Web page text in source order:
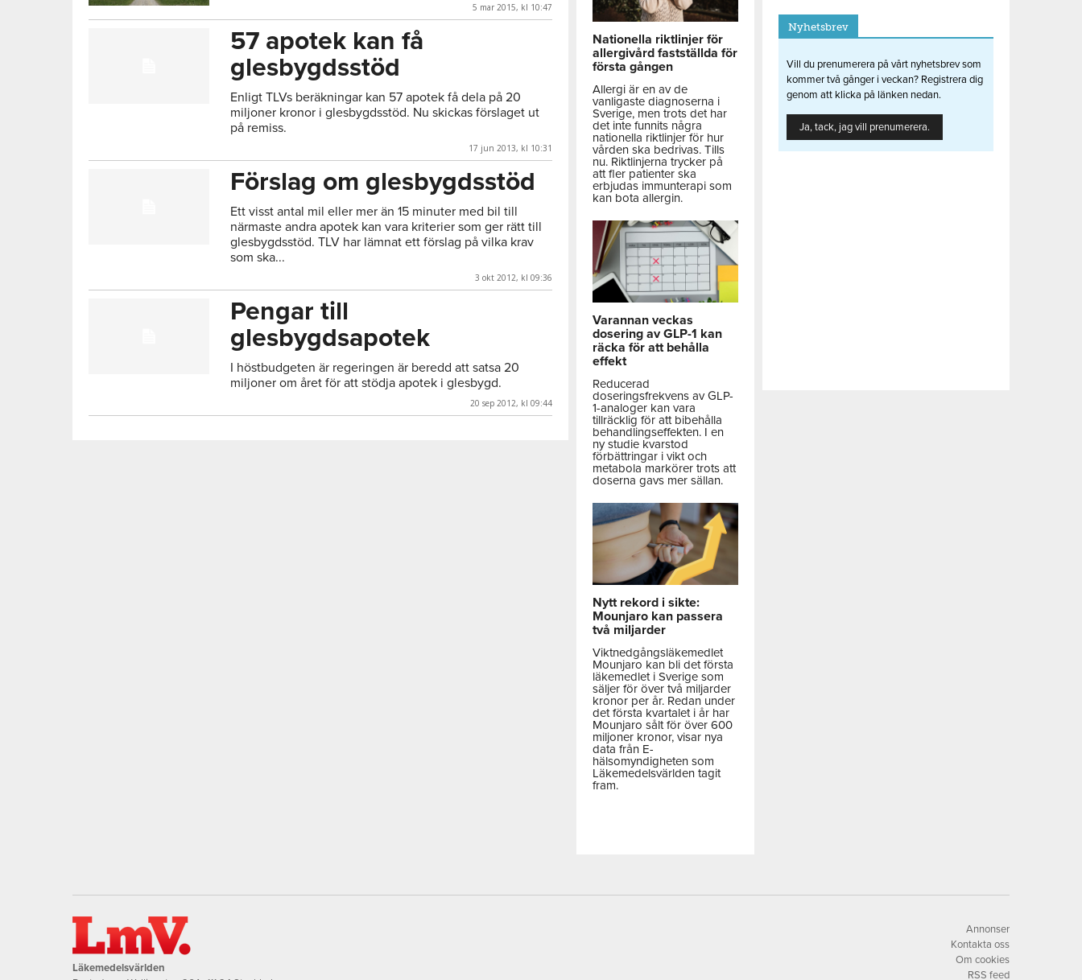
5 mar 2015, kl 10:47
57 apotek kan få
glesbygdsstöd
Enligt TLVs beräkningar kan 57 apotek få dela på 20
miljoner kronor i glesbygdsstöd. Nu skickas förslaget ut
på remiss.
17 jun 2013, kl 10:31
Förslag om glesbygdsstöd
Ett visst antal mil eller mer än 15 minuter med bil till
närmaste andra apotek kan vara kriterier som ger rätt till
glesbygdsstöd. TLV har lämnat ett förslag på vilka krav
som ska...
3 okt 2012, kl 09:36
Pengar till
glesbygdsapotek
I höstbudgeten är regeringen är beredd att satsa 20
miljoner om året för att stödja apotek i glesbygd.
20 sep 2012, kl 09:44
Nationella riktlinjer för
allergivård fastställda för
första gången
Allergi är en av de
vanligaste diagnoserna i
Sverige, men trots det har
det inte funnits några
nationella riktlinjer för hur
vården ska bedrivas. Tills
nu. Riktlinjerna trycker på
att fler patienter ska
erbjudas immunterapi som
kan bota allergin.
Varannan veckas
dosering av GLP-1 kan
räcka för att behålla
effekt
Reducerad
doseringsfrekvens av GLP-
1-analoger kan vara
tillräcklig för att bibehålla
behandlingseffekten. I en
ny studie kvarstod
förbättringar i vikt och
metabola markörer trots att
doserna gavs mer sällan.
Nytt rekord i sikte:
Mounjaro kan passera
två miljarder
Viktnedgångsläkemedlet
Mounjaro kan bli det första
läkemedlet i Sverige som
säljer för över två miljarder
kronor per år. Redan under
det första kvartalet i år har
Mounjaro sålt för över 600
miljoner kronor, visar nya
data från E-
hälsomyndigheten som
Läkemedelsvärlden tagit
fram.
Nyhetsbrev
Vill du prenumerera på vårt nyhetsbrev som
kommer två gånger i veckan? Registrera dig
genom att klicka på länken nedan.
Ja, tack, jag vill prenumerera.
Läkemedelsvärlden
Annonser
Kontakta oss
Om cookies
RSS feed